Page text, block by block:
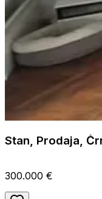
Stan, Prodaja,
300.000 €